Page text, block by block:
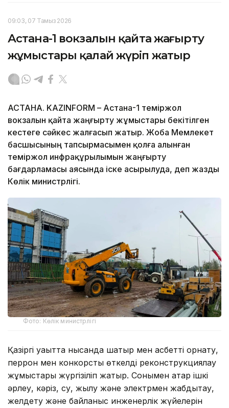
09:03, 07 Тамыз 2026
Астана-1 вокзалын қайта жаңғырту
жұмыстары қалай жүріп жатыр
АСТАНА. KAZINFORM – Астана-1 теміржол
вокзалын қайта жаңғырту жұмыстары бекітілген
кестеге сәйкес жалғасып жатыр. Жоба Мемлекет
басшысының тапсырмасымен қолға алынған
теміржол инфрақұрылымын жаңғырту
бағдарламасы аясында іске асырылуда, деп жазды
Көлік министрлігі.
Фото: Көлік министрлігі
Қазіргі уақытта нысанда шатыр мен қасбетті орнату,
перрон мен конкорстық өткелді реконструкциялау
жұмыстары жүргізіліп жатыр. Сонымен қатар ішкі
әрлеу, кәріз, су, жылу және электрмен жабдықтау,
желдету және байланыс инженерлік жүйелерін